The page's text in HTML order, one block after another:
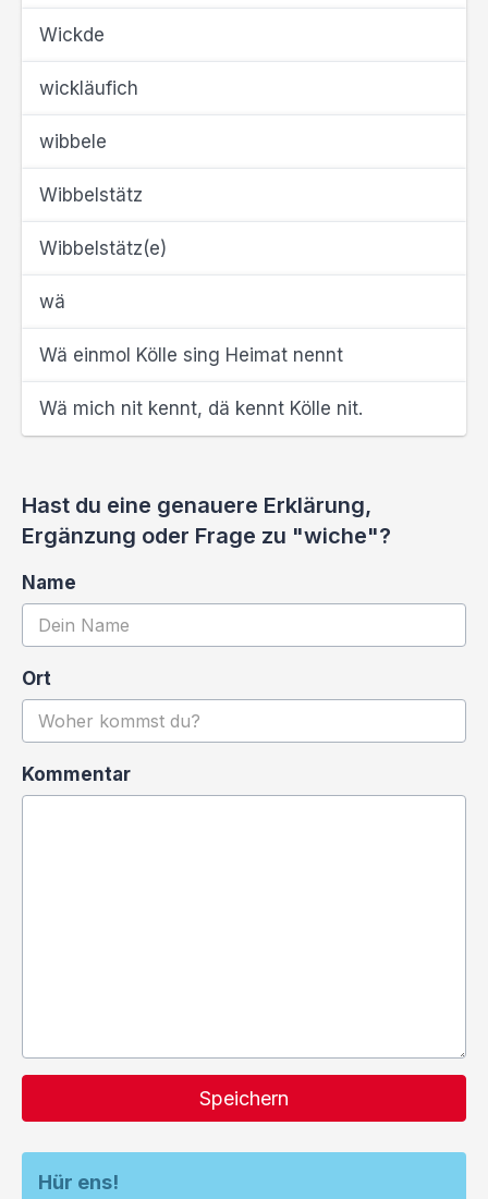
Wickde
wickläufich
wibbele
Wibbelstätz
Wibbelstätz(e)
wä
Wä einmol Kölle sing Heimat nennt
Wä mich nit kennt, dä kennt Kölle nit.
Hast du eine genauere Erklärung,
Ergänzung oder Frage zu "wiche"?
Name
Ort
Kommentar
Speichern
Hür ens!